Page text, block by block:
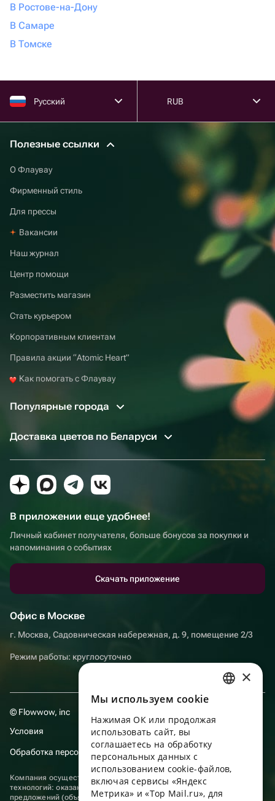
В Ростове-на-Дону
В Самаре
В Томске
Русский RUB
Полезные ссылки
О Флаувау
Фирменный стиль
Для прессы
Вакансии
Наш журнал
Центр помощи
Разместить магазин
Стать курьером
Корпоративным клиентам
Правила акции “Atomic Heart”
Как помогать с Флаувау
Популярные города
Доставка цветов по Беларуси
В приложении еще удобнее!
Личный кабинет получателя, больше бонусов за покупки и
напоминания о событиях
Скачать приложение
Офис в Москве
г. Москва, Садовническая набережная, д. 9, помещение 2/3
Режим работы: круглосуточно
© Flowwow, inc
Условия
Обработка персональных данных
Компания осуществляет деятельность в области информационных
технологий: оказание услуг в сети “Интернет” по размещению
предложений (объявлений) продавцов о реализации товаров.
ENGLISH
UKRAINIAN
PORTUGUESE
×
Мы используем сookie
Нажимая ОК или продолжая
использовать сайт, вы
соглашаетесь на обработку
персональных данных с
использованием cookie-файлов,
включая сервисы «Яндекс
Метрика» и «Top Mail.ru», для